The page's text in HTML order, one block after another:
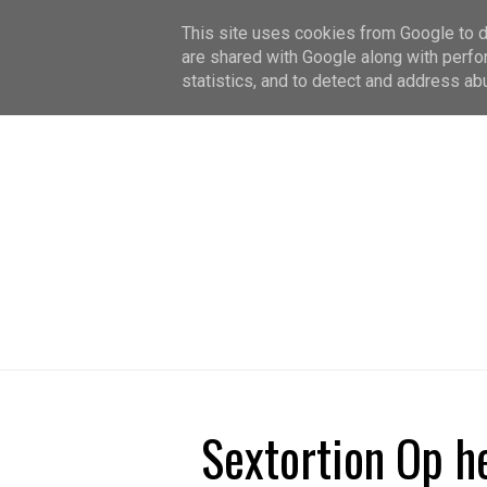
Sextortion Op
This site uses cookies from Google to
are shared with Google along with
statistics, and to detect and address